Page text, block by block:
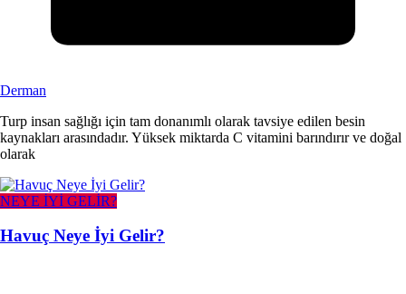
Derman
Turp insan sağlığı için tam donanımlı olarak tavsiye edilen besin
kaynakları arasındadır. Yüksek miktarda C vitamini barındırır ve doğal
olarak
NEYE İYİ GELİR?
Havuç Neye İyi Gelir?